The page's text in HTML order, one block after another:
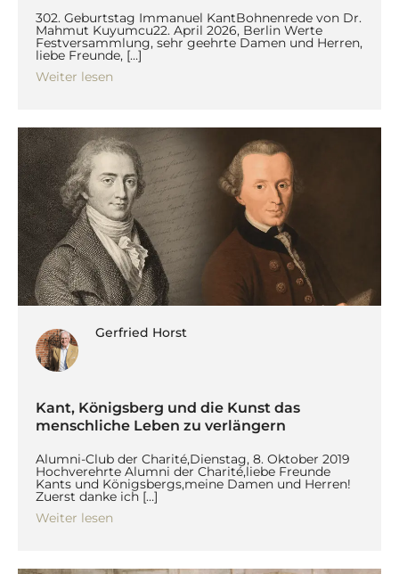
302. Geburtstag Immanuel KantBohnenrede von Dr.
Mahmut Kuyumcu22. April 2026, Berlin Werte
Festversammlung, sehr geehrte Damen und Herren,
liebe Freunde, […]
Weiter lesen
Gerfried Horst
Kant, Königsberg und die Kunst das
menschliche Leben zu verlängern
Alumni-Club der Charité,Dienstag, 8. Oktober 2019
Hochverehrte Alumni der Charité,liebe Freunde
Kants und Königsbergs,meine Damen und Herren!
Zuerst danke ich […]
Weiter lesen